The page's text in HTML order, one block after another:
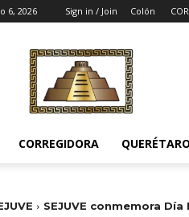
6, 2026 Sign in / Join Colón
Noticias
del
Pueblito
CORREGIDORA QUERÉTARO
SEJUVE conmemora